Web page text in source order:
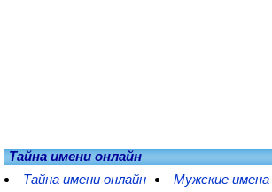
Тайна имени онлайн
Тайна имени онлайн
Мужские имена